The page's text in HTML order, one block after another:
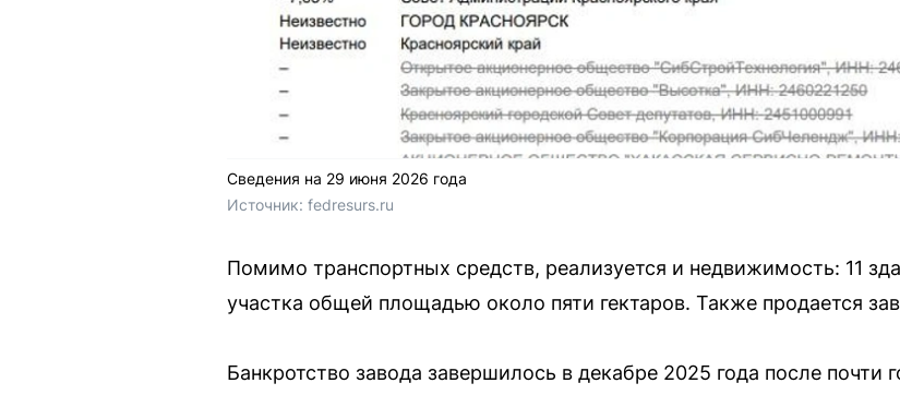
Сведения на 29 июня 2026 года
Источник: fedresurs.ru
Помимо транспортных средств, реализуется и недвижимость: 11
участка общей площадью около пяти гектаров. Также продается
Банкротство завода завершилось в декабре 2025 года после почти